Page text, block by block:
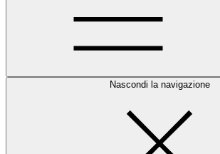
Nascondi la navigazione